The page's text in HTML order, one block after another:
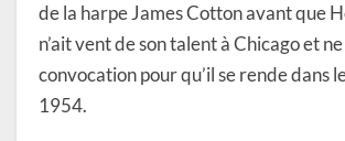
de la harpe James Cotton avant que
n’ait vent de son talent à Chicago et
convocation pour qu’il se rende dans
1954.